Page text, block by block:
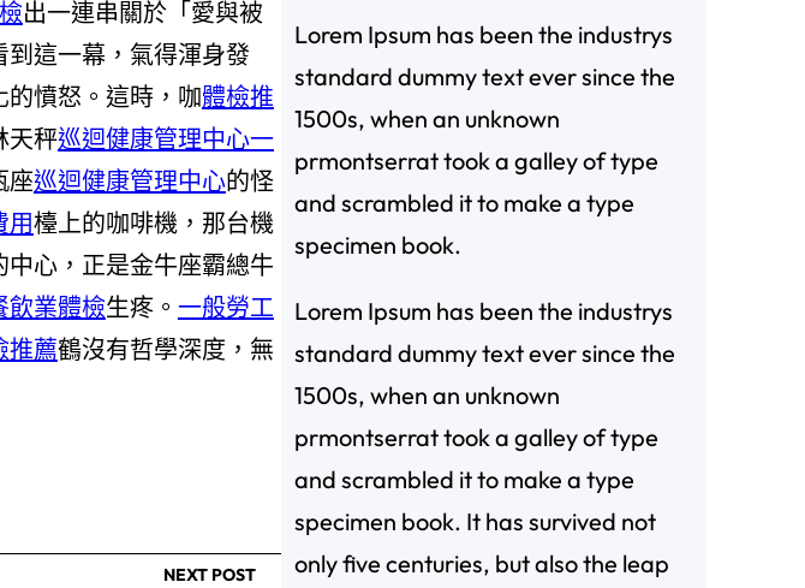
出一連串關於「愛與被
到這一幕，氣得渾身發
的憤怒。這時，咖體檢推
天秤巡迴健康管理中心一
座巡迴健康管理中心的怪
用檯上的咖啡機，那台機
中心，正是金牛座霸總牛
飲業體檢生疼。 一般勞工
推薦鶴沒有哲學深度，無
NEXT POST
Lorem Ipsum has been the industrys
standard dummy text ever since the
1500s, when an unknown
prmontserrat took a galley of type
and scrambled it to make a type
specimen book.
Lorem Ipsum has been the industrys
standard dummy text ever since the
1500s, when an unknown
prmontserrat took a galley of type
and scrambled it to make a type
specimen book. It has survived not
only five centuries, but also the leap